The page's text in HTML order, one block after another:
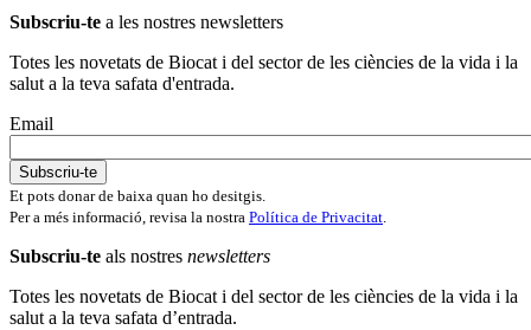
Subscriu-te a les nostres newsletters
Totes les novetats de Biocat i del sector de les ciències de la vida i la
salut a la teva safata d'entrada.
Email
Et pots donar de baixa quan ho desitgis.
Per a més informació, revisa la nostra Política de Privacitat.
Subscriu-te als nostres newsletters
Totes les novetats de Biocat i del sector de les ciències de la vida i la
salut a la teva safata d’entrada.